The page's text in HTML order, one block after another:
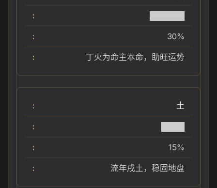
30%
丁火为命主本命，助旺运势
土
15%
流年戌土，稳固地盘